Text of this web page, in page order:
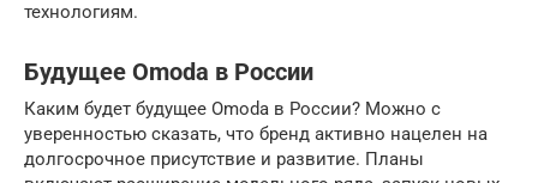
технологиям.
Будущее Omoda в России
Каким будет будущее Omoda в России? Можно с
уверенностью сказать, что бренд активно нацелен на
долгосрочное присутствие и развитие. Планы